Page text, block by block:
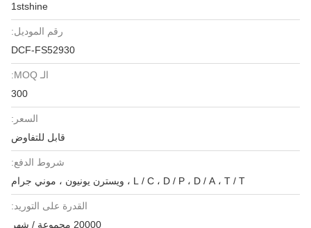
1stshine
رقم الموديل:
DCF-FS52930
الـ MOQ:
300
السعر:
قابل للتفاوض
شروط الدفع:
L / C ، D / P ، D / A ، T / T ، ويسترن يونيون ، موني جرام
القدرة على التوريد:
20000 مجموعة / شهر